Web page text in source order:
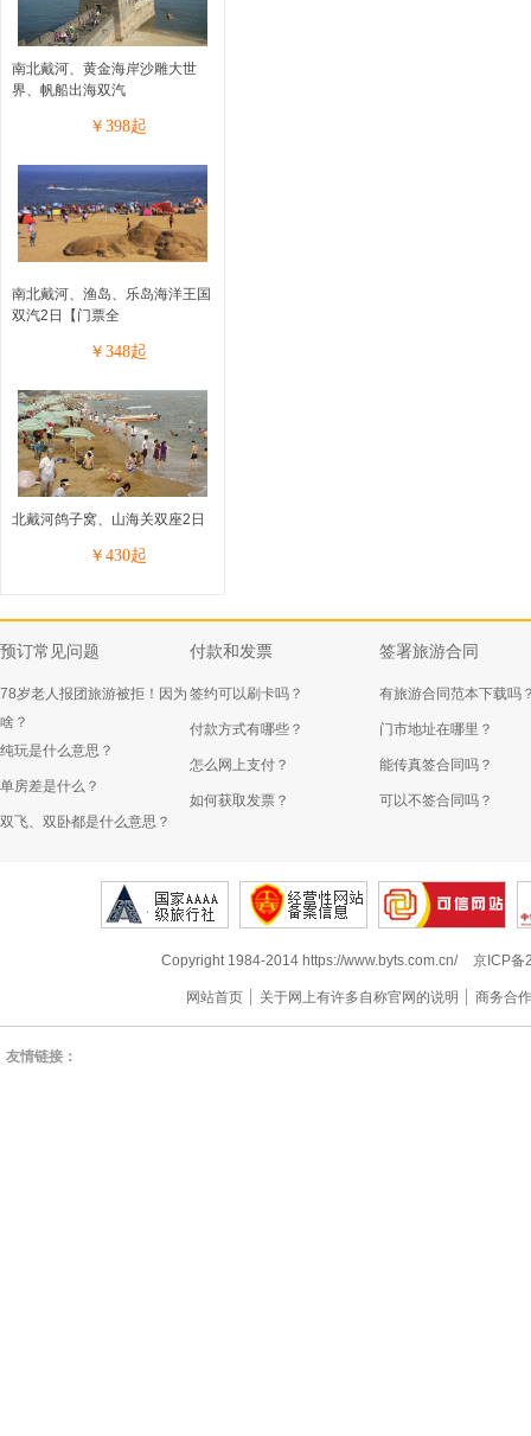
南北戴河、黄金海岸沙雕大世
界、帆船出海双汽
￥398起
南北戴河、渔岛、乐岛海洋王国
双汽2日【门票全
￥348起
北戴河鸽子窝、山海关双座2日
￥430起
预订常见问题
78岁老人报团旅游被拒！因为
啥？
纯玩是什么意思？
单房差是什么？
双飞、双卧都是什么意思？
付款和发票
签约可以刷卡吗？
付款方式有哪些？
怎么网上支付？
如何获取发票？
签署旅游合同
有旅游合同范本下载吗
门市地址在哪里？
能传真签合同吗？
可以不签合同吗？
Copyright 1984-2014 https://www.byts.com.cn/ 京ICP备
网站首页 关于网上有许多自称官网的说明 商务合
友情链接：